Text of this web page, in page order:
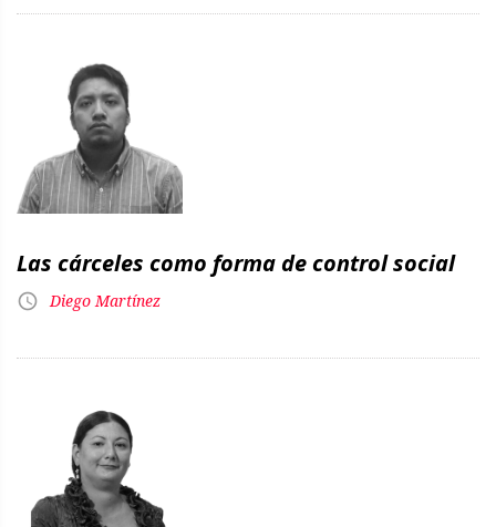
Las cárceles como forma de control social
Diego Martínez